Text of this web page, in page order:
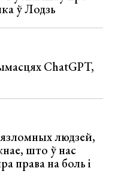
ў Лодзь
ChatGPT,
людзей,
што ў нас
права на боль і